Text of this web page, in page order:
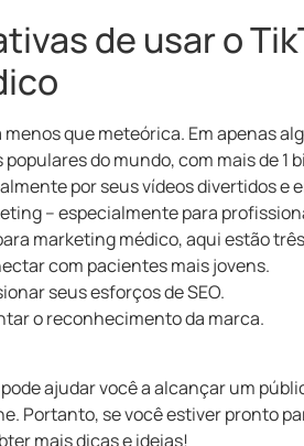
de usar o
que meteórica. Em apenas
do mundo, com mais de 1
por seus vídeos divertidos e
– especialmente para
marketing médico, aqui estão
com pacientes mais jovens.
seus esforços de SEO.
o reconhecimento da marca.
ajudar você a alcançar um
Portanto, se você estiver pronto
mais dicas e ideias!